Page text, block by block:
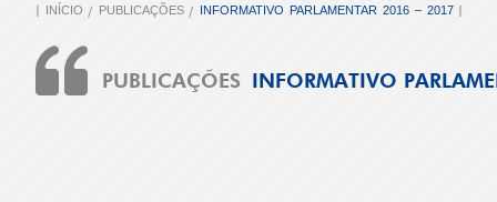
INÍCIO PUBLICAÇÕES INFORMATIVO PARLAMENTAR 2016 – 2017
PUBLICAÇÕES INFORMATIVO